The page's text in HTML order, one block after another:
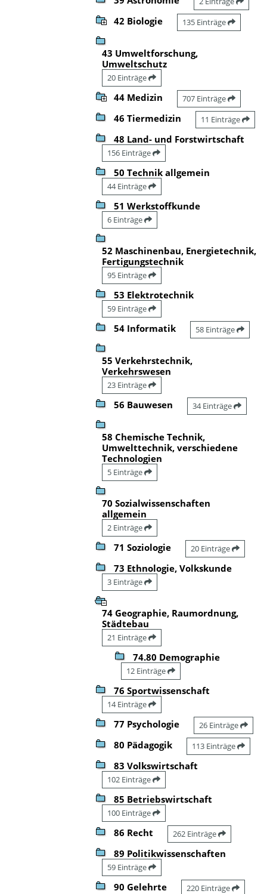
42 Biologie 135 Einträge
43 Umweltforschung,
Umweltschutz
20 Einträge
44 Medizin 707 Einträge
46 Tiermedizin 11 Einträge
48 Land- und Forstwirtschaft
156 Einträge
50 Technik allgemein
44 Einträge
51 Werkstoffkunde
6 Einträge
52 Maschinenbau, Energietechnik,
Fertigungstechnik
95 Einträge
53 Elektrotechnik
59 Einträge
54 Informatik 58 Einträge
55 Verkehrstechnik,
Verkehrswesen
23 Einträge
56 Bauwesen 34 Einträge
58 Chemische Technik,
Umwelttechnik, verschiedene
Technologien
5 Einträge
70 Sozialwissenschaften
allgemein
2 Einträge
71 Soziologie 20 Einträge
73 Ethnologie, Volkskunde
3 Einträge
74 Geographie, Raumordnung,
Städtebau
21 Einträge
74.80 Demographie
12 Einträge
76 Sportwissenschaft
14 Einträge
77 Psychologie 26 Einträge
80 Pädagogik 113 Einträge
83 Volkswirtschaft
102 Einträge
85 Betriebswirtschaft
100 Einträge
86 Recht 262 Einträge
89 Politikwissenschaften
59 Einträge
90 Gelehrte 220 Einträge